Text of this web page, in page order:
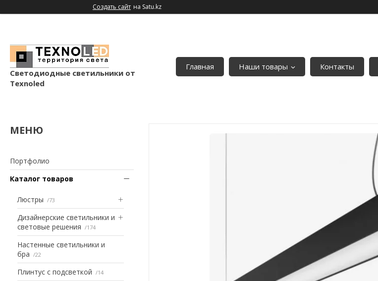
Создать сайт на Satu.kz
Светодиодные светильники от
Texnoled
Главная Наши товары Контакты
Портфолио
Каталог товаров
Люстры 73
Дизайнерские светильники и
световые решения
174
Настенные светильники и
бра
22
Плинтус с подсветкой 14